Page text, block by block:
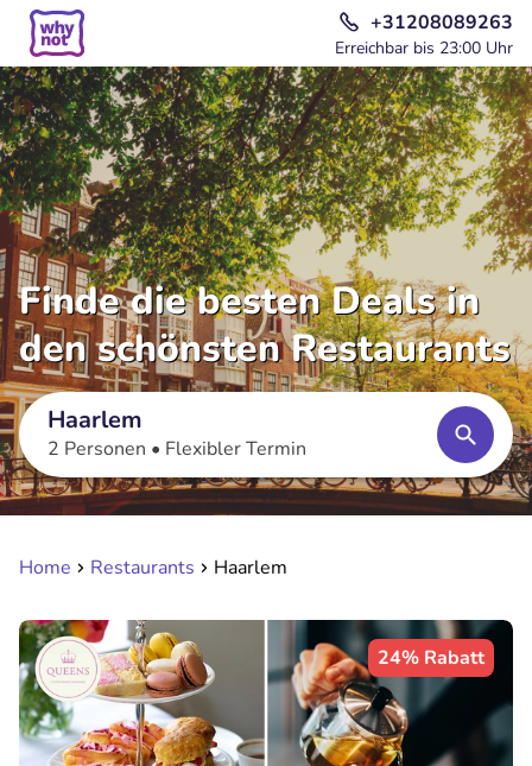
+31208089263
Erreichbar bis 23:00 Uhr
Finde die besten Deals in
den schönsten Restaurants
Haarlem
2 Personen • Flexibler Termin
Home Restaurants Haarlem
24% Rabatt